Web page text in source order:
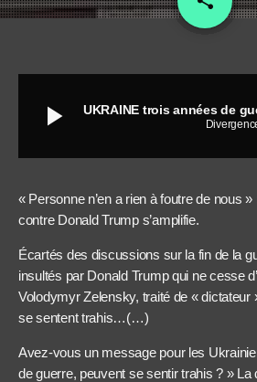
play_arrow UKRAINE trois années de
« Personne n’en a rien à foutre de nous
contre Donald Trump s’amplifie.
Écartés des discussions sur la fin de la
insultés par Donald Trump qui ne cesse
Volodymyr Zelensky, traité de « dictateur
se sentent trahis…(…)
Avez-vous un message pour les
de guerre, peuvent se sentir trahis ? »